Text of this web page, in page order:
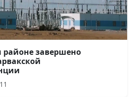
районе завершено